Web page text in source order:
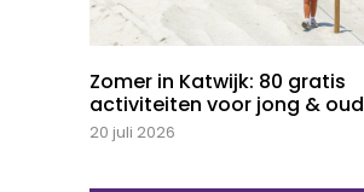
Zomer in Katwijk: 80 gratis
activiteiten voor jong & oud
20 juli 2026